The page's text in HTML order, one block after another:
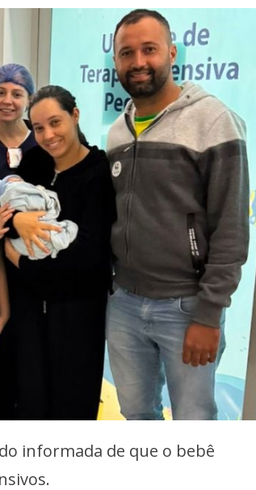
informada de que o bebê